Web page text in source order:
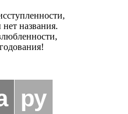
названия.
ру